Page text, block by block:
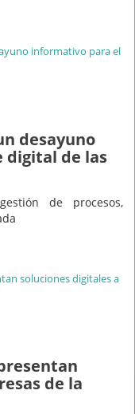
desayuno
digital de las
de procesos,
de la